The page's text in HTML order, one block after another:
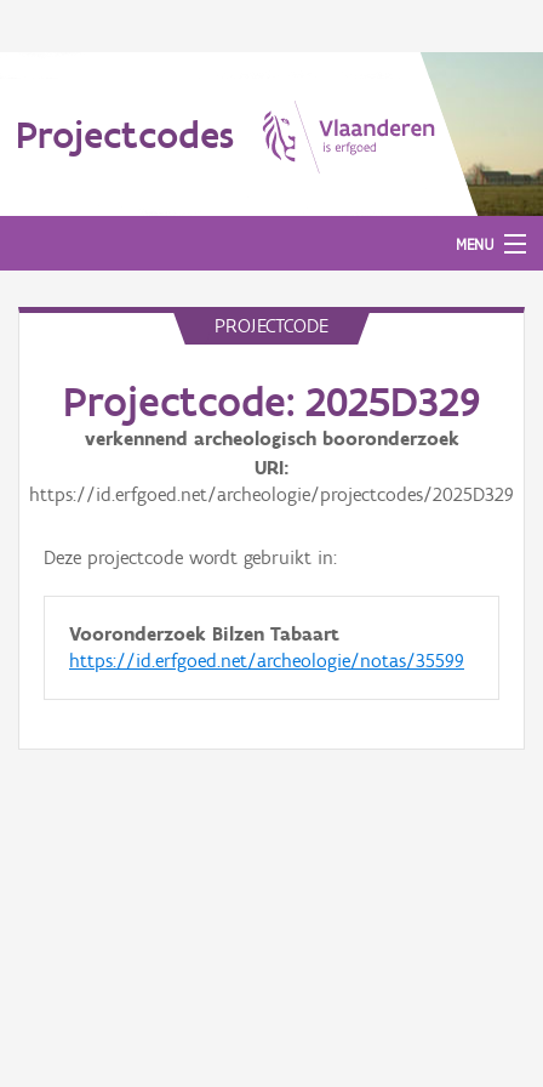
Projectcodes
MENU
PROJECTCODE
Projectcode: 2025D329
verkennend archeologisch booronderzoek
URI
https://id.erfgoed.net/archeologie/projectcodes/2025D329
Deze projectcode wordt gebruikt in:
Vooronderzoek Bilzen Tabaart
https://id.erfgoed.net/archeologie/notas/35599